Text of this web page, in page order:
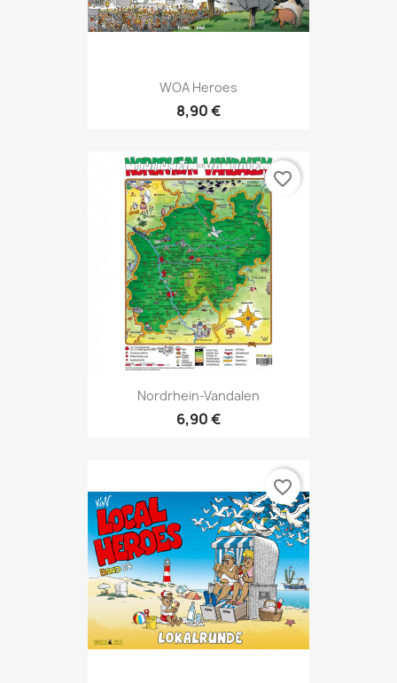
WOA Heroes
8,90 €
Nordrhein-Vandalen
6,90 €
favorite_border
favorite_border